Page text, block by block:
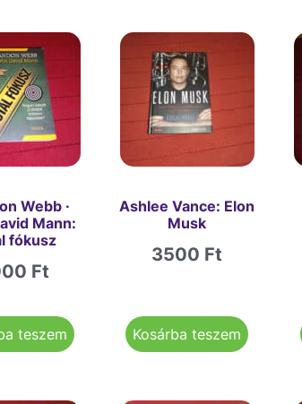
Webb ·
Mann:
fókusz
Ft
teszem
Ashlee Vance: Elon
Musk
3500 Ft
Kosárba teszem